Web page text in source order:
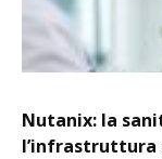
Nutanix: la
l’infrastruttura